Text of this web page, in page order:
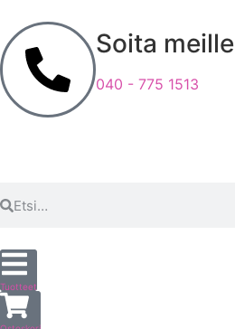
Soita meille
040 - 775 1513
Tuotteet